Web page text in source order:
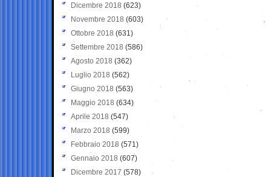
Dicembre 2018 (623)
Novembre 2018 (603)
Ottobre 2018 (631)
Settembre 2018 (586)
Agosto 2018 (362)
Luglio 2018 (562)
Giugno 2018 (563)
Maggio 2018 (634)
Aprile 2018 (547)
Marzo 2018 (599)
Febbraio 2018 (571)
Gennaio 2018 (607)
Dicembre 2017 (578)